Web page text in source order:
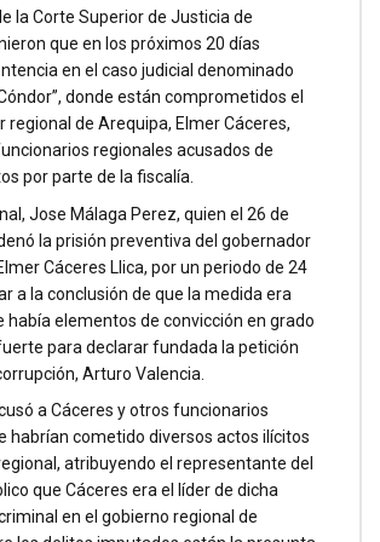
la Corte Superior de Justicia de
que en los próximos 20 días
en el caso judicial denominado
donde están comprometidos el
regional de Arequipa, Elmer Cáceres,
regionales acusados de
por parte de la fiscalía.
Jose Málaga Perez, quien el 26 de
la prisión preventiva del gobernador
Cáceres Llica, por un periodo de 24
a la conclusión de que la medida era
había elementos de convicción en grado
para declarar fundada la petición
Arturo Valencia.
a Cáceres y otros funcionarios
habrían cometido diversos actos ilícitos
atribuyendo el representante del
que Cáceres era el líder de dicha
en el gobierno regional de